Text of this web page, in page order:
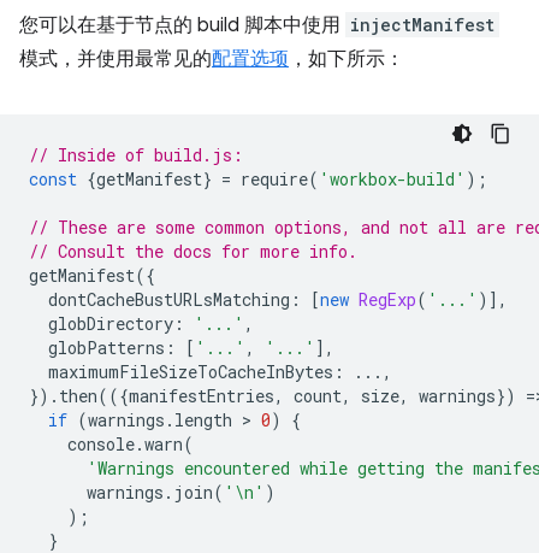
您可以在基于节点的 build 脚本中使用 injectManifest
模式，并使用最常见的配置选项 ，如下所示：
// Inside of build.js:
const {getManifest} = require( 'workbox-build' );
// These are some common options, and not all are
// Consult the docs for more info.
getManifest({
dontCacheBustURLsMatching : [new RegExp( '...' )],
globDirectory : '...' ,
globPatterns : [ '...' , '...' ],
maximumFileSizeToCacheInBytes :
...,
}). then(({manifestEntries, count, size, warnings}) =
if (warnings . length > 0)
{
console.warn(
'Warnings encountered while getting the
warnings . join( '\n' )
);
}